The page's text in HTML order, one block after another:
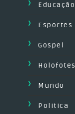
Educação
Esportes
Gospel
Holofotes
Mundo
Politica